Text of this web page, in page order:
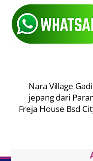
Nara Village
jepang dari
Freja House Bsd